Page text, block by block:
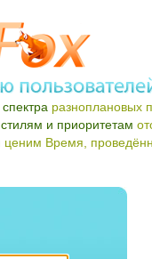
разноплановых
и приоритетам
Время,